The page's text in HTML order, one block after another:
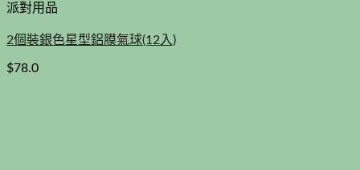
派對用品
2個裝銀色星型鋁膜氣球(12入)
$78.0